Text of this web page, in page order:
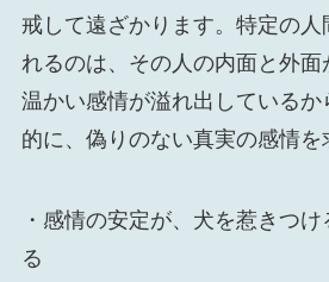
戒して遠ざかります。特定の人
れるのは、その人の内面と外
温かい感情が溢れ出している
的に、偽りのない真実の感情を
・感情の安定が、犬を惹きつ
る